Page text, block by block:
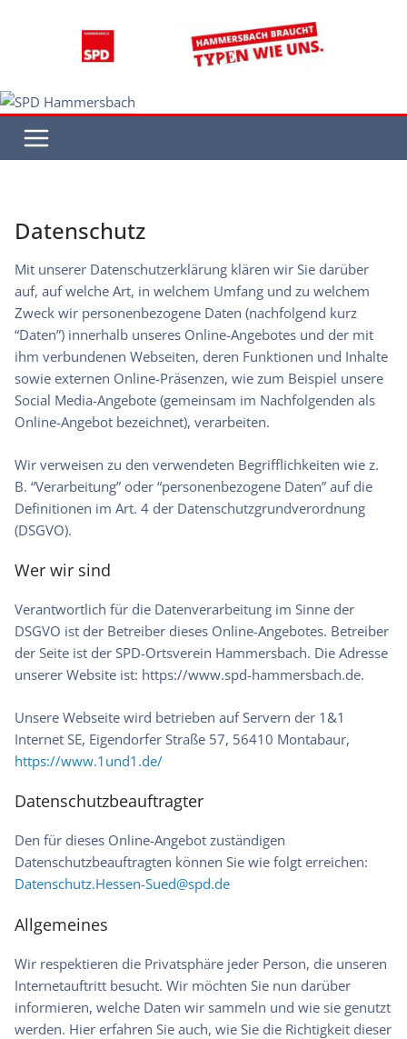
Datenschutz
Mit unserer Datenschutzerklärung klären wir Sie darüber
auf, auf welche Art, in welchem Umfang und zu welchem
Zweck wir personenbezogene Daten (nachfolgend kurz
“Daten”) innerhalb unseres Online-Angebotes und der mit
ihm verbundenen Webseiten, deren Funktionen und Inhalte
sowie externen Online-Präsenzen, wie zum Beispiel unsere
Social Media-Angebote (gemeinsam im Nachfolgenden als
Online-Angebot bezeichnet), verarbeiten.
Wir verweisen zu den verwendeten Begrifflichkeiten wie z.
B. “Verarbeitung” oder “personenbezogene Daten” auf die
Definitionen im Art. 4 der Datenschutzgrundverordnung
(DSGVO).
Wer wir sind
Verantwortlich für die Datenverarbeitung im Sinne der
DSGVO ist der Betreiber dieses Online-Angebotes. Betreiber
der Seite ist der SPD-Ortsverein Hammersbach. Die Adresse
unserer Website ist: https://www.spd-hammersbach.de.
Unsere Webseite wird betrieben auf Servern der 1&1
Internet SE, Eigendorfer Straße 57, 56410 Montabaur,
https://www.1und1.de/
Datenschutzbeauftragter
Den für dieses Online-Angebot zuständigen
Datenschutzbeauftragten können Sie wie folgt erreichen:
Datenschutz.Hessen-Sued@spd.de
Allgemeines
Wir respektieren die Privatsphäre jeder Person, die unseren
Internetauftritt besucht. Wir möchten Sie nun darüber
informieren, welche Daten wir sammeln und wie sie genutzt
werden. Hier erfahren Sie auch, wie Sie die Richtigkeit dieser